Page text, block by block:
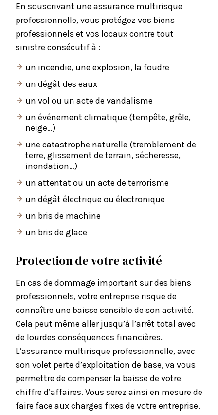
En souscrivant une assurance multirisque
professionnelle, vous protégez vos biens
professionnels et vos locaux contre tout
sinistre consécutif à :
un incendie, une explosion, la foudre
un dégât des eaux
un vol ou un acte de vandalisme
un événement climatique (tempête, grêle,
neige…)
une catastrophe naturelle (tremblement de
terre, glissement de terrain, sécheresse,
inondation…)
un attentat ou un acte de terrorisme
un dégât électrique ou électronique
un bris de machine
un bris de glace
Protection de votre activité
En cas de dommage important sur des biens
professionnels, votre entreprise risque de
connaître une baisse sensible de son activité.
Cela peut même aller jusqu’à l’arrêt total avec
de lourdes conséquences financières.
L’assurance multirisque professionnelle, avec
son volet perte d’exploitation de base, va vous
permettre de compenser la baisse de votre
chiffre d’affaires. Vous serez ainsi en mesure de
faire face aux charges fixes de votre entreprise.